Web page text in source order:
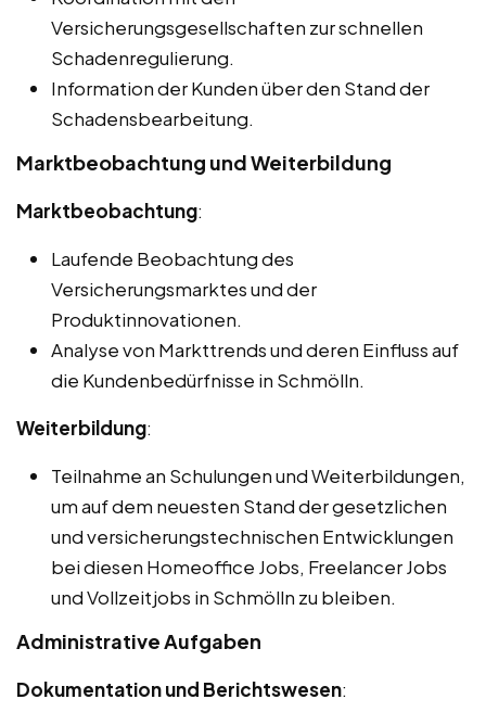
Versicherungsgesellschaften zur schnellen
Schadenregulierung.
Information der Kunden über den Stand der
Schadensbearbeitung.
Marktbeobachtung und Weiterbildung
Marktbeobachtung:
Laufende Beobachtung des
Versicherungsmarktes und der
Produktinnovationen.
Analyse von Markttrends und deren Einfluss auf
die Kundenbedürfnisse in Schmölln.
Weiterbildung:
Teilnahme an Schulungen und Weiterbildungen,
um auf dem neuesten Stand der gesetzlichen
und versicherungstechnischen Entwicklungen
bei diesen Homeoffice Jobs, Freelancer Jobs
und Vollzeitjobs in Schmölln zu bleiben.
Administrative Aufgaben
Dokumentation und Berichtswesen: